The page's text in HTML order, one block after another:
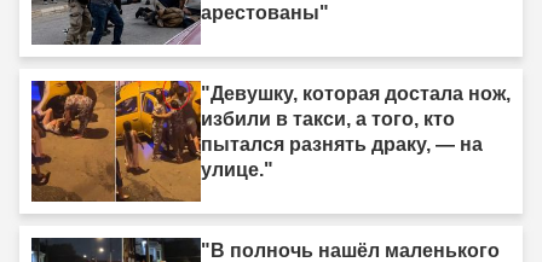
арестованы"
"Девушку, которая достала нож,
избили в такси, а того, кто
пытался разнять драку, — на
улице."
"В полночь нашёл маленького